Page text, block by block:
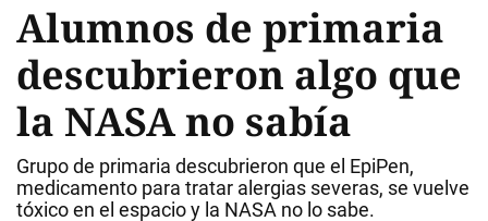
Alumnos de primaria
descubrieron algo que
la NASA no sabía
Grupo de primaria descubrieron que el EpiPen,
medicamento para tratar alergias severas, se vuelve
tóxico en el espacio y la NASA no lo sabe.